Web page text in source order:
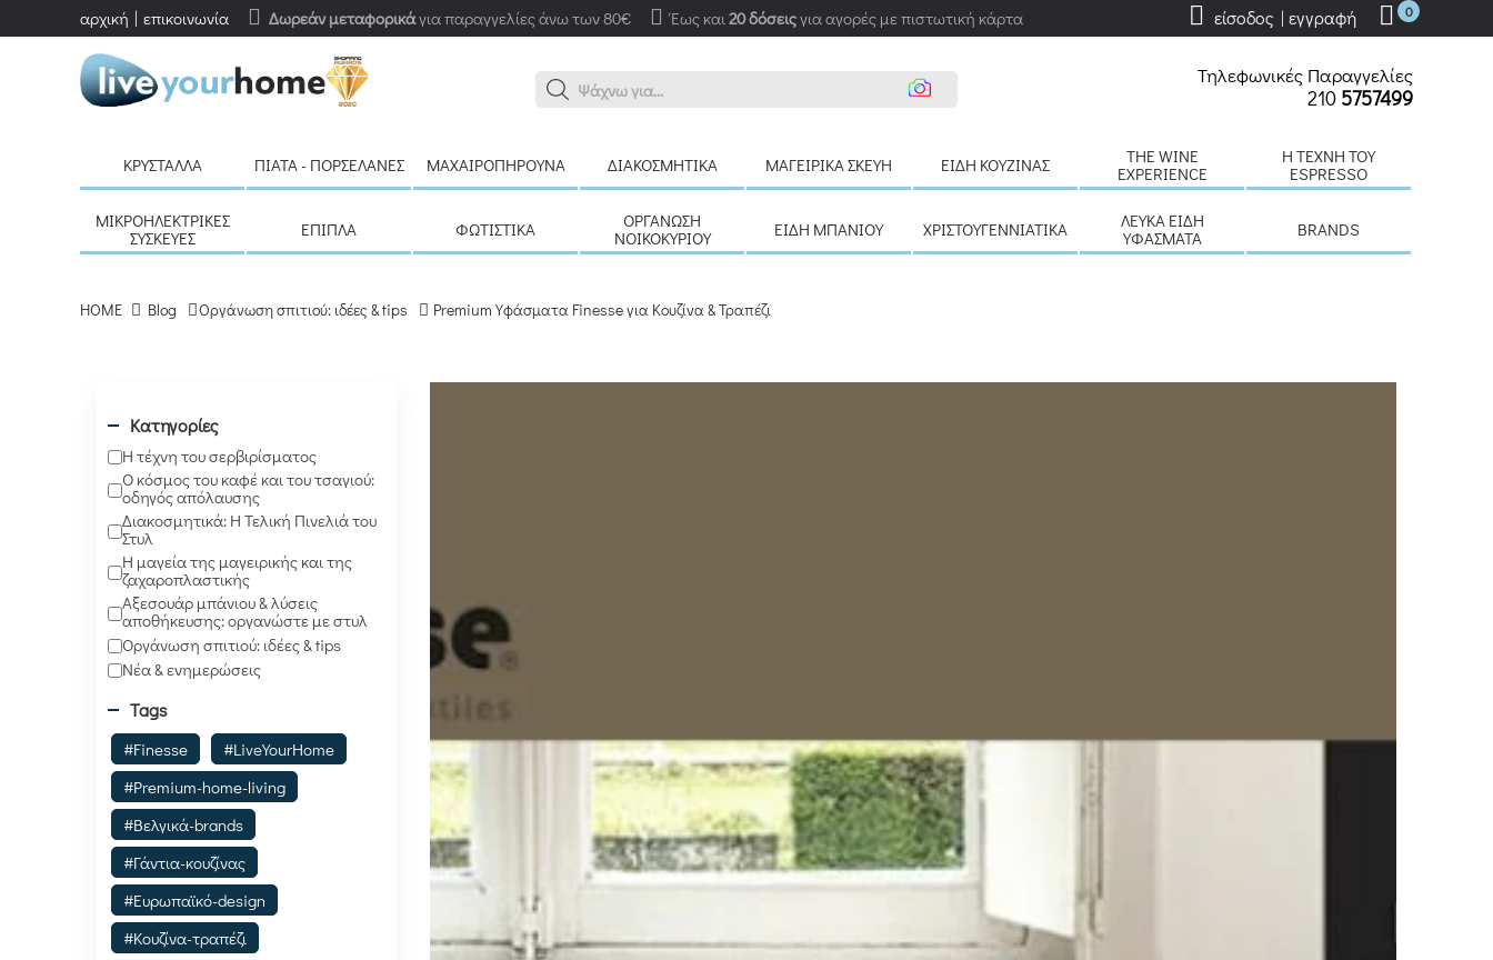
Δωρεάν μεταφορικάγια παραγγελίες άνω των 80€ Έως και20 δόσειςγια αγορές με πιστωτική κάρτα
αρχική επικοινωνία 0
είσοδος | εγγραφή
Αναζήτηση ε
Τηλεφωνικές Παραγγελίες
210 5757499
ΚΡΎΣΤΑΛΛΑ ΠΙΆΤΑ - ΠΟΡΣΕΛΆΝΕΣ ΜΑΧΑΙΡΟΠΉΡΟΥΝΑ ΔΙΑΚΟΣΜΗΤΙΚΆ ΜΑΓΕΙΡΙΚΆ ΣΚΕΎΗ ΕΊΔΗ ΚΟΥΖΊΝΑΣ
THE WINE
EXPERIENCE
H ΤΈΧΝΗ ΤΟΥ
ESPRESSO
ΜΙΚΡΟΗΛΕΚΤΡΙΚΈΣ
ΣΥΣΚΕΥΈΣ
ΈΠΙΠΛΑ ΦΩΤΙΣΤΙΚΆ
ΟΡΓΆΝΩΣΗ
ΝΟΙΚΟΚΥΡΙΟΎ
ΕΊΔΗ ΜΠΆΝΙΟΥ ΧΡΙΣΤΟΥΓΕΝΝΙΆΤΙΚΑ
ΛΕΥΚΆ ΕΊΔΗ
ΥΦΆΣΜΑΤΑ
BRANDS
HOME Blog Οργάνωση σπιτιού: ιδέες & tips Premium Υφάσματα Finesse για Κουζίνα & Τραπέζι
Κατηγορίες
Η τέχνη του σερβιρίσματος
Ο κόσμος του καφέ και του τσαγιού:
οδηγός απόλαυσης
Διακοσμητικά: Η Τελική Πινελιά του
Στυλ
Η μαγεία της μαγειρικής και της
ζαχαροπλαστικής
Αξεσουάρ μπάνιου & λύσεις
αποθήκευσης: οργανώστε με στυλ
Οργάνωση σπιτιού: ιδέες & tips
Νέα & ενημερώσεις
Tags
#Finesse
#LiveYourHome
#Premium-home-living
#Βελγικά-brands
#Γάντια-κουζίνας
#Ευρωπαϊκό-design
#Κουζίνα-τραπέζι